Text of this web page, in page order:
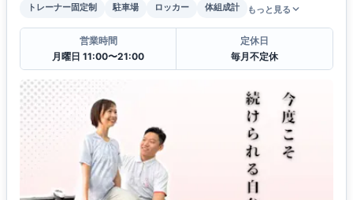
トレーナー固定制
駐車場 ロッカー 体組成計 もっと見る
営業時間
月曜日 11:00〜21:00
定休日
毎月不定休